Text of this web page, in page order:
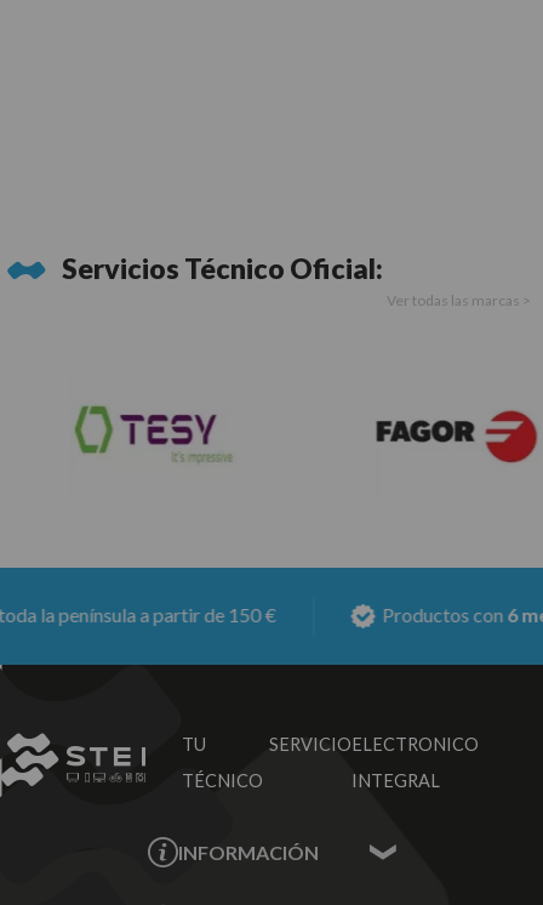
Servicios Técnico Oficial:
Ver todas las marcas >
a partir de 150 € Productos con6 meses
TU SERVICIO
TÉCNICO
ELECTRONICO
INTEGRAL
INFORMACIÓN